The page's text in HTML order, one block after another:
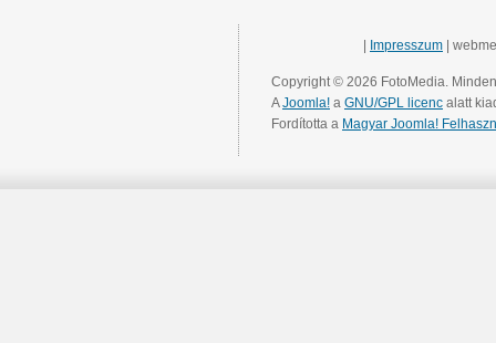
Impresszum |
Copyright © 2026 FotoMedia.
AJoomla! a GNU/GPL licenc alatt
Fordította a Magyar Joomla!